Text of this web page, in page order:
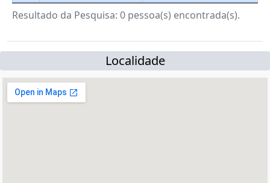
Resultado da Pesquisa: 0 pessoa(s) encontrada(s).
Localidade